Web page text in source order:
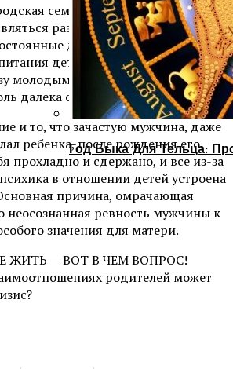
Год Быка Для Тельца:
семья и разделила людей, к
различные педагогические
дискуссии о
детей, что возможно, могло
молодым мамам, если бы теория
далека от практики.
и то, что зачастую мужчина, даже
ребенка, после рождения его,
прохладно и сдержано, и все из-за
в отношении детей устроена
причина, омрачающая
неосознанная ревность мужчины к
значения для матери.
ЖИТЬ — ВОТ В ЧЕМ ВОПРОС!
родителей может